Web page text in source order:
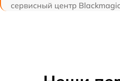
сервисный центр